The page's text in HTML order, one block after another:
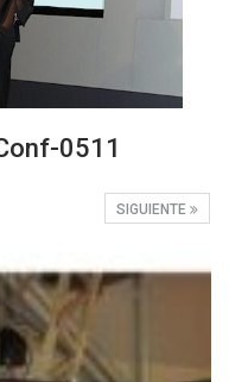
0511
SIGUIENTE